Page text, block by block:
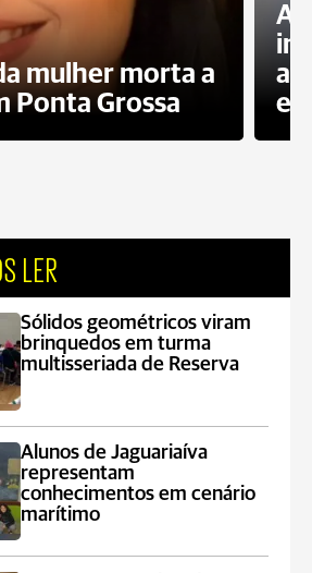
mulher morta a
Ponta Grossa
LER
Sólidos geométricos viram
brinquedos em turma
multisseriada de Reserva
Alunos de Jaguariaíva
representam
conhecimentos em cenário
marítimo